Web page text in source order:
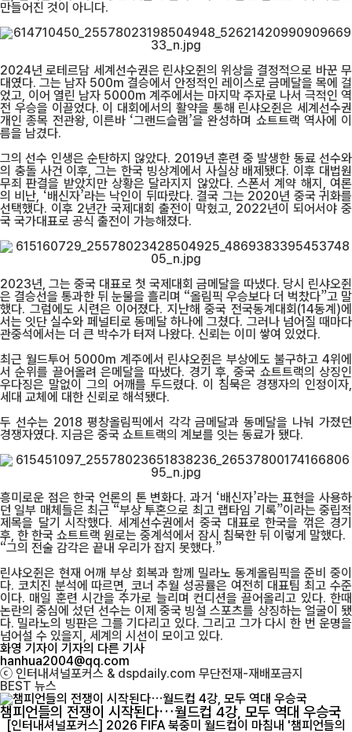
만들어진 것이 아니다.
2024년 로테르담 세계선수권은 린샤오쥔의 위상을 결정적으로 바꾼 무
대였다. 그는 남자 500m 결승에서 안정적인 레이스로 금메달을 목에 걸
었고, 이어 열린 남자 5000m 계주에서는 마지막 주자로 나서 극적인 역
전 우승을 이끌었다. 이 대회에서의 활약을 통해 린샤오쥔은 세계선수권
개인 종목 전관왕, 이른바 ‘그랜드슬램’을 완성하며 쇼트트랙 역사에 이
름을 남겼다.
그의 선수 인생은 순탄하지 않았다. 2019년 훈련 중 발생한 동료 선수와
의 충돌 사건 이후, 그는 한국 빙상계에서 사실상 배제됐다. 이후 대법원
무죄 판결을 받았지만 상황은 달라지지 않았다. 스폰서 계약 해지, 여론
의 비난, ‘배신자’라는 낙인이 뒤따랐다. 결국 그는 2020년 중국 귀화를
선택했다. 이후 2년간 국제대회 출전이 막혔고, 2022년이 되어서야 중
국 국가대표로 공식 출전이 가능해졌다.
2023년, 그는 중국 대표로 첫 국제대회 금메달을 따냈다. 당시 린샤오쥔
은 결승선을 통과한 뒤 눈물을 흘리며 “올림픽 우승보다 더 벅찼다”고 말
했다. 그럼에도 시련은 이어졌다. 지난해 중국 전국동계대회(14동계)에
서는 잇단 실수와 페널티로 동메달 하나에 그쳤다. 그러나 넘어질 때마다
관중석에서는 더 큰 박수가 터져 나왔다. 신뢰는 이미 쌓여 있었다.
최근 월드투어 5000m 계주에서 린샤오쥔은 부상에도 불구하고 4위에
서 순위를 끌어올려 은메달을 따냈다. 경기 후, 중국 쇼트트랙의 상징인
우다징은 말없이 그의 어깨를 두드렸다. 이 침묵은 경쟁자의 인정이자,
세대 교체에 대한 신뢰로 해석됐다.
두 선수는 2018 평창올림픽에서 각각 금메달과 동메달을 나눠 가졌던
경쟁자였다. 지금은 중국 쇼트트랙의 계보를 잇는 동료가 됐다.
흥미로운 점은 한국 언론의 톤 변화다. 과거 ‘배신자’라는 표현을 사용하
던 일부 매체들은 최근 “부상 투혼으로 최고 랩타임 기록”이라는 중립적
제목을 달기 시작했다. 세계선수권에서 중국 대표로 한국을 꺾은 경기
후, 한 한국 쇼트트랙 원로는 중계석에서 잠시 침묵한 뒤 이렇게 말했다.
“그의 전술 감각은 끝내 우리가 잡지 못했다.”
린샤오쥔은 현재 어깨 부상 회복과 함께 밀라노 동계올림픽을 준비 중이
다. 코치진 분석에 따르면, 코너 추월 성공률은 여전히 대표팀 최고 수준
이다. 매일 훈련 시간을 추가로 늘리며 컨디션을 끌어올리고 있다. 한때
논란의 중심에 섰던 선수는 이제 중국 빙설 스포츠를 상징하는 얼굴이 됐
다. 밀라노의 빙판은 그를 기다리고 있다. 그리고 그가 다시 한 번 운명을
넘어설 수 있을지, 세계의 시선이 모이고 있다.
화영 기자이 기자의 다른 기사
hanhua2004@qq.com
ⓒ 인터내셔널포커스 & dspdaily.com 무단전재-재배포금지
BEST 뉴스
챔피언들의 전쟁이 시작된다…월드컵 4강, 모두 역대 우승국
[인터내셔널포커스] 2026 FIFA 북중미 월드컵이 마침내 '챔피언들의